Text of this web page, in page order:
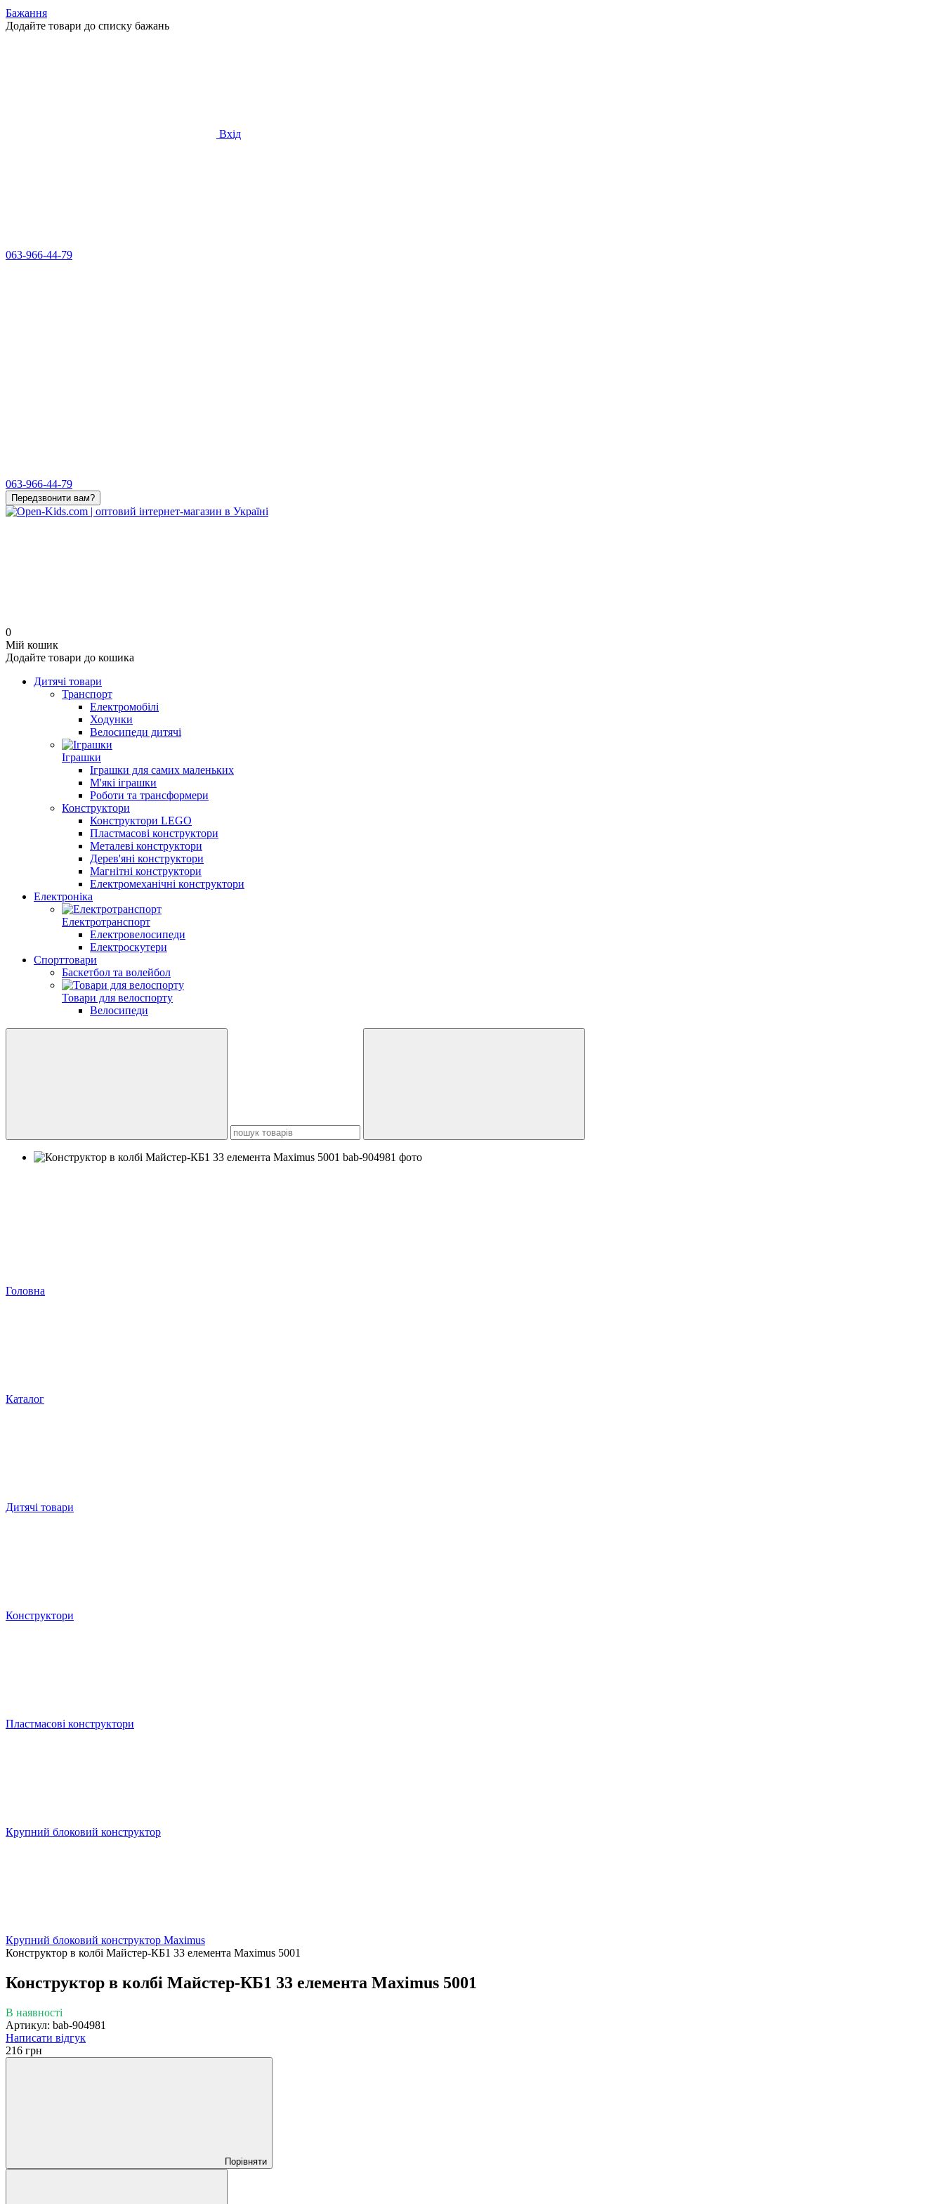
Бажання
Додайте товари до списку бажань
Вхід
063-966-44-79
063-966-44-79
Передзвонити вам?
0
Мій кошик
Додайте товари до кошика
Дитячі товари
Транспорт
Електромобілі
Ходунки
Велосипеди дитячі
Іграшки
Іграшки для самих маленьких
М'які іграшки
Роботи та трансформери
Конструктори
Конструктори LEGO
Пластмасові конструктори
Металеві конструктори
Дерев'яні конструктори
Магнітні конструктори
Електромеханічні конструктори
Електроніка
Електротранспорт
Електровелосипеди
Електроскутери
Спорттовари
Баскетбол та волейбол
Товари для велоспорту
Велосипеди
Головна
Каталог
Дитячі товари
Конструктори
Пластмасові конструктори
Крупний блоковий конструктор
Крупний блоковий конструктор Maximus
Конструктор в колбі Майстер-КБ1 33 елемента Maximus 5001
Конструктор в колбі Майстер-КБ1 33 елемента Maximus 5001
В наявності
Артикул: bab-904981
Написати відгук
216 грн
Порівняти